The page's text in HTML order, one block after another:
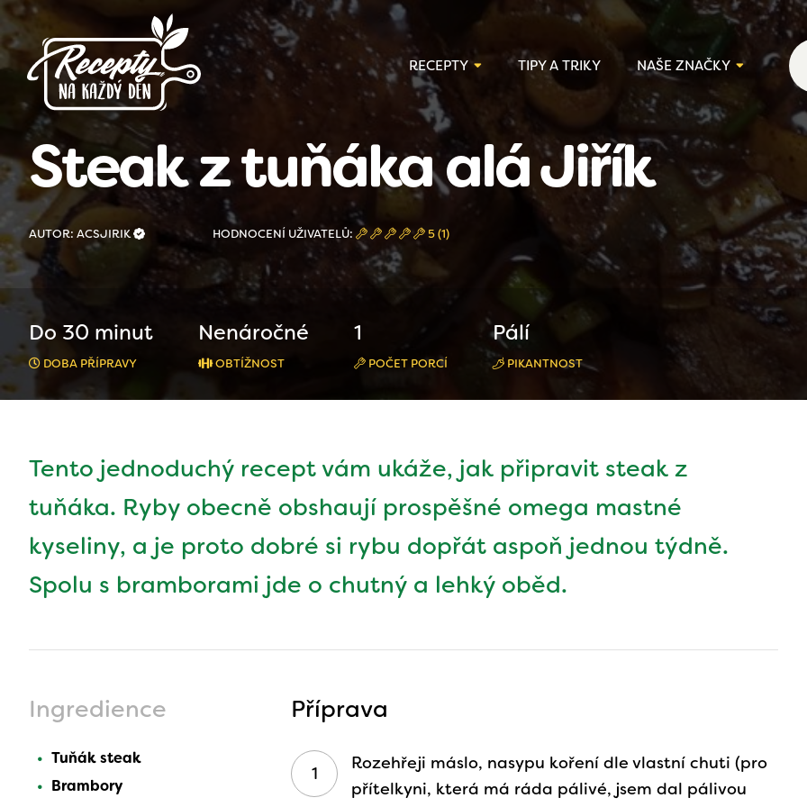
RECEPTY TIPY A TRIKY NAŠE ZNAČKY
Steak z tuňáka alá Jiřík
AUTOR: ACSJIRIK HODNOCENÍ UŽIVATELŮ: 5 (1)
Do 30 minut
DOBA PŘÍPRAVY
Nenáročné
OBTÍŽNOST
1
POČET PORCÍ
Pálí
PIKANTNOST
Tento jednoduchý recept vám ukáže, jak připravit steak z
tuňáka. Ryby obecně obshaují prospěšné omega mastné
kyseliny, a je proto dobré si rybu dopřát aspoň jednou týdně.
Spolu s bramborami jde o chutný a lehký oběd.
Ingredience
Tuňák steak
Brambory
Příprava
Rozehřeji máslo, nasypu koření dle vlastní chuti (pro
přítelkyni, která má ráda pálivé, jsem dal pálivou